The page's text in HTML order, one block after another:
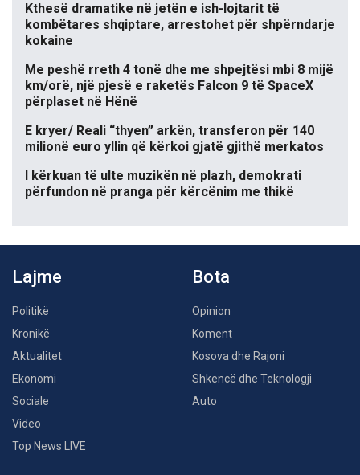
Kthesë dramatike në jetën e ish-lojtarit të
kombëtares shqiptare, arrestohet për shpërndarje
kokaine
Me peshë rreth 4 tonë dhe me shpejtësi mbi 8 mijë
km/orë, një pjesë e raketës Falcon 9 të SpaceX
përplaset në Hënë
E kryer/ Reali “thyen” arkën, transferon për 140
milionë euro yllin që kërkoi gjatë gjithë merkatos
I kërkuan të ulte muzikën në plazh, demokrati
përfundon në pranga për kërcënim me thikë
Lajme
Politikë
Kronikë
Aktualitet
Ekonomi
Sociale
Video
Top News LIVE
Bota
Opinion
Koment
Kosova dhe Rajoni
Shkencë dhe Teknologji
Auto